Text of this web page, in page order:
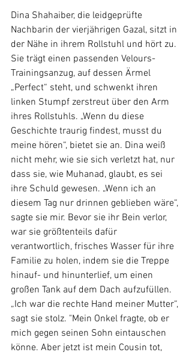
Dina Shahaiber, die leidgeprüfte
Nachbarin der vierjährigen Gazal, sitzt in
der Nähe in ihrem Rollstuhl und hört zu.
Sie trägt einen passenden Velours-
Trainingsanzug, auf dessen Ärmel
„Perfect“ steht, und schwenkt ihren
linken Stumpf zerstreut über den Arm
ihres Rollstuhls. „Wenn du diese
Geschichte traurig findest, musst du
meine hören“, bietet sie an. Dina weiß
nicht mehr, wie sie sich verletzt hat, nur
dass sie, wie Muhanad, glaubt, es sei
ihre Schuld gewesen. „Wenn ich an
diesem Tag nur drinnen geblieben wäre“,
sagte sie mir. Bevor sie ihr Bein verlor,
war sie größtenteils dafür
verantwortlich, frisches Wasser für ihre
Familie zu holen, indem sie die Treppe
hinauf- und hinunterlief, um einen
großen Tank auf dem Dach aufzufüllen.
„Ich war die rechte Hand meiner Mutter“,
sagt sie stolz. "Mein Onkel fragte, ob er
mich gegen seinen Sohn eintauschen
könne. Aber jetzt ist mein Cousin tot,